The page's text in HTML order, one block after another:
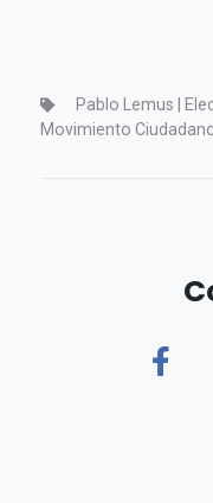
Pablo Lemus |
Movimiento